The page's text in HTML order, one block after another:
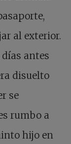
al exterior.
días antes
disuelto
se
rumbo a
hijo en